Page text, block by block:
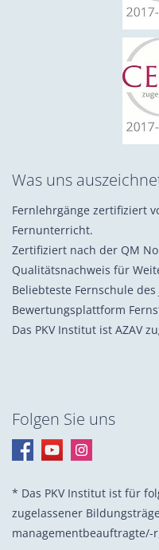
Was uns
Fernlehrgänge zertifiziert
Fernunterricht.
Zertifiziert nach der QM
Qualitätsnachweis für
Beliebteste Fernschule
Bewertungsplattform
Das PKV Institut ist AZAV
Folgen Sie uns
* Das PKV Institut ist für
zugelassener
management­beauf­tragte/-